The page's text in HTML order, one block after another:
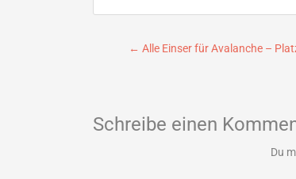
← Alle Einser für Avalanche –
Schreibe einen
Du